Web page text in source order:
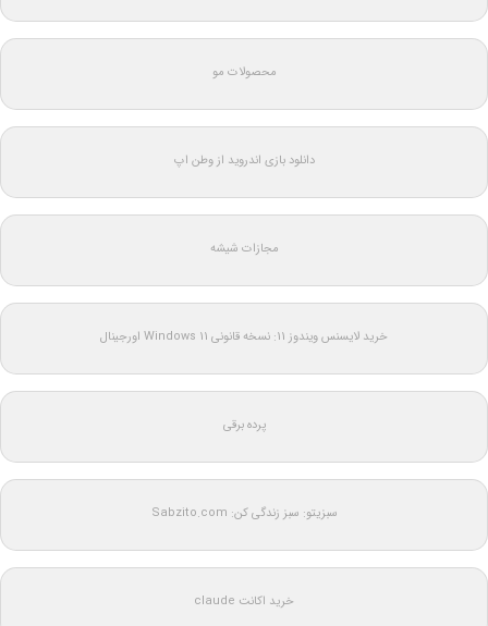
محصولات مو
دانلود بازی اندروید از وطن اپ
مجازات شیشه
خرید لایسنس ویندوز 11: نسخه قانونی Windows 11 اورجینال
پرده برقی
سبزیتو: سبز زندگی کن: Sabzito.com
خرید اکانت claude